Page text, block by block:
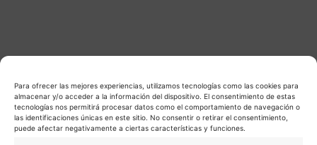
Para ofrecer las mejores experiencias, utilizamos tecnologías como las cookies para
almacenar y/o acceder a la información del dispositivo. El consentimiento de estas
tecnologías nos permitirá procesar datos como el comportamiento de navegación o
las identificaciones únicas en este sitio. No consentir o retirar el consentimiento,
puede afectar negativamente a ciertas características y funciones.